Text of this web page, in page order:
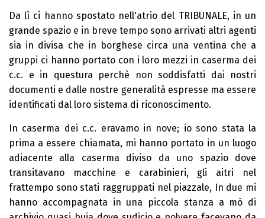
Da lì ci hanno spostato nell'atrio del TRIBUNALE, in un
grande spazio e in breve tempo sono arrivati altri agenti
sia in divisa che in borghese circa una ventina che a
gruppi ci hanno portato con i loro mezzi in caserma dei
c.c. e in questura perchè non soddisfatti dai nostri
documenti e dalle nostre generalità espresse ma essere
identificati dal loro sistema di riconoscimento.
In caserma dei c.c. eravamo in nove; io sono stata la
prima a essere chiamata, mi hanno portato in un luogo
adiacente alla caserma diviso da uno spazio dove
transitavano macchine e carabinieri, gli aitri nel
frattempo sono stati raggruppati nel piazzale, In due mi
hanno accompagnata in una piccola stanza a mò di